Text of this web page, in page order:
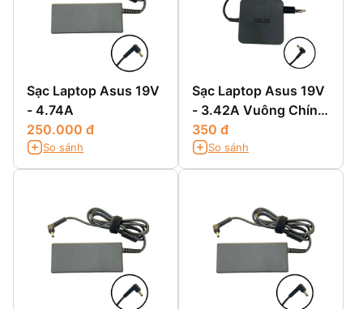
Sạc Laptop Asus 19V
- 4.74A
250.000 đ
So sánh
Sạc Laptop Asus 19V
- 3.42A Vuông Chính
Hãng
350 đ
So sánh